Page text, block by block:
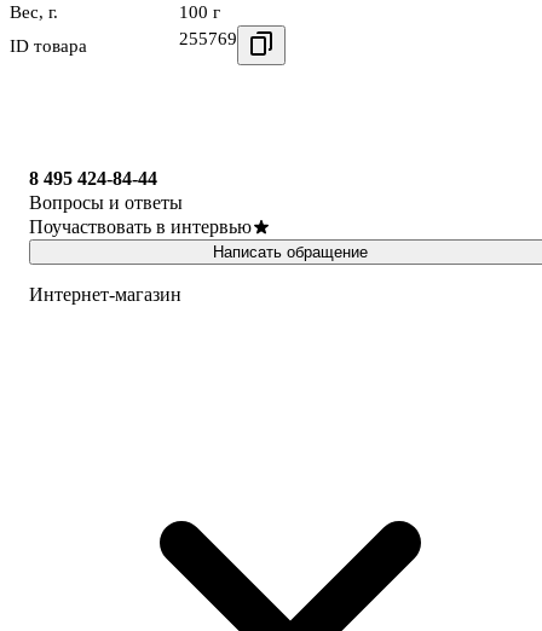
Вес, г.
100 г
ID товара
255769
8 495 424-84-44
Вопросы и ответы
Поучаствовать в интервью
Написать обращение
Интернет-магазин